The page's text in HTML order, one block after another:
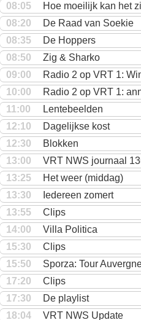
08:05
Hoe moeilijk kan het
08:20
De Raad van Soekie
08:35
De Hoppers
08:50
Zig & Sharko
09:00
Radio 2 op VRT 1:
10:00
Radio 2 op VRT 1:
11:00
Lentebeelden
12:10
Dagelijkse kost
12:30
Blokken
13:00
VRT NWS journaal
13:25
Het weer (middag)
13:30
Iedereen zomert
13:55
Clips
14:00
Villa Politica
15:30
Clips
15:50
Sporza: Tour
17:20
Clips
17:30
De playlist
18:04
VRT NWS Update